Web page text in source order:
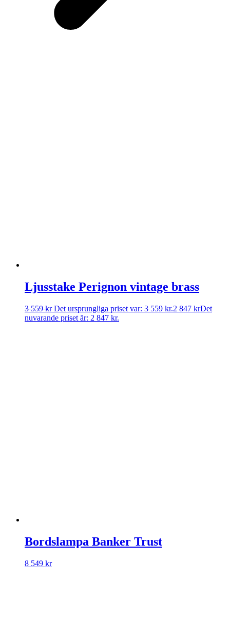
Ljusstake Perignon vintage brass
3 559kr Det ursprungliga priset var: 3 559 kr.2 847 krDet
nuvarande priset är: 2 847 kr.
Bordslampa Banker Trust
8 549 kr